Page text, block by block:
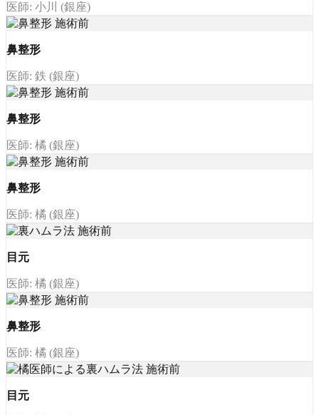
医師: 小川 (銀座)
鼻整形
医師: 鉄 (銀座)
鼻整形
医師: 橘 (銀座)
鼻整形
医師: 橘 (銀座)
目元
医師: 橘 (銀座)
鼻整形
医師: 橘 (銀座)
目元